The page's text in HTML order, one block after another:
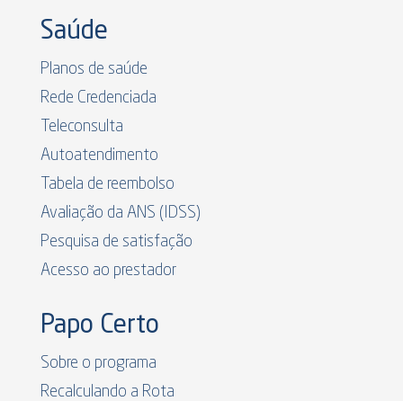
Saúde
Planos de saúde
Rede Credenciada
Teleconsulta
Autoatendimento
Tabela de reembolso
Avaliação da ANS (IDSS)
Pesquisa de satisfação
Acesso ao prestador
Papo Certo
Sobre o programa
Recalculando a Rota